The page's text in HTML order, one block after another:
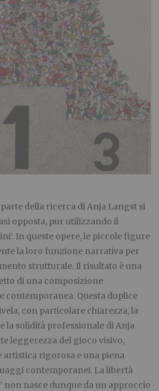
della ricerca di Anja Langst si
opposta, pur utilizzando il
In queste opere, le piccole figure
la loro funzione narrativa per
strutturale. Il risultato è una
di una composizione
contemporanea. Questa duplice
con particolare chiarezza, la
la solidità professionale di Anja
leggerezza del gioco visivo,
rigorosa e una piena
contemporanei. La libertà
non nasce dunque da un approccio